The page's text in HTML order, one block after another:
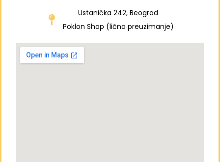
Ustanička 242, Beograd
Poklon Shop (lično preuzimanje)